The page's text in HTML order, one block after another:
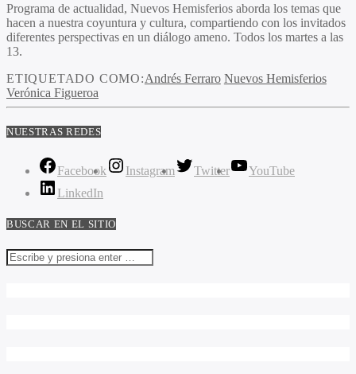
Programa de actualidad, Nuevos Hemisferios aborda los temas que
hacen a nuestra coyuntura y cultura, compartiendo con los invitados
diferentes perspectivas en un diálogo ameno. Todos los martes a las
13.
ETIQUETADO COMO:Andrés Ferraro Nuevos Hemisferios
Verónica Figueroa
NUESTRAS REDES
Facebook Instagram Twitter
YouTube
LinkedIn
BUSCAR EN EL SITIO